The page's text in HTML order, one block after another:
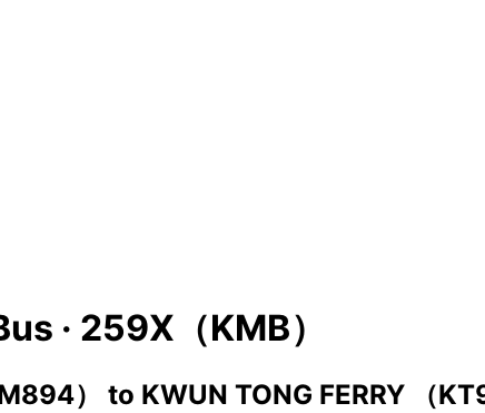
· 259X（KMB）
） to KWUN TONG FERRY （